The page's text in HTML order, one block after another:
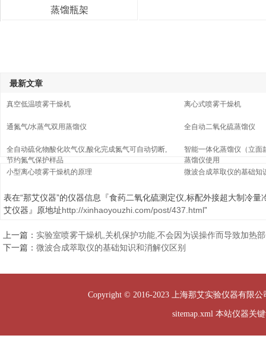
蒸馏瓶架
最新文章
真空低温喷雾干燥机 离心式喷雾干燥机
通氮气/水蒸气双用蒸馏仪 全自动二氧化硫蒸馏仪
全自动硫化物酸化吹气仪,酸化完成氮气可自动切断,
节约氮气保护样品
智能一体化蒸馏仪（立面
蒸馏仪使用
小型离心喷雾干燥机的原理
微波合成萃取仪的基础知
表在“那艾仪器”的仪器信息『食药二氧化硫测定仪,标配外接超大制冷量
艾仪器』原地址http://xinhaoyouzhi.com/post/437.html”
上一篇： 实验室喷雾干燥机,关机保护功能,不会因为误操作而导致加热
下一篇： 微波合成萃取仪的基础知识和消解仪区别
Copyright © 2016-2023 上海那艾实验仪器有限
sitemap.xml本站仪器关